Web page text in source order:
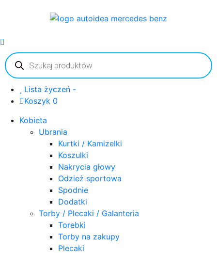
Wyszukiwarka
produktów
Lista życzeń -
Koszyk 0
Kobieta
Ubrania
Kurtki / Kamizelki
Koszulki
Nakrycia głowy
Odzież sportowa
Spodnie
Dodatki
Torby / Plecaki / Galanteria
Torebki
Torby na zakupy
Plecaki